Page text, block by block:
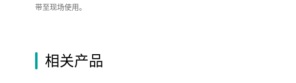
带至现场使用。
相关产品